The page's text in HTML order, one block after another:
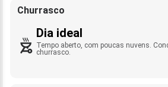
Churrasco
Dia ideal
Tempo aberto, com poucas nuvens.
churrasco.